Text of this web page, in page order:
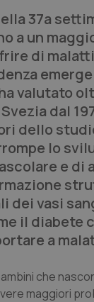
37a
a un
di
valutato
dal
dello
lo
e di
dei vasi
il diabete
a
che
maggiori